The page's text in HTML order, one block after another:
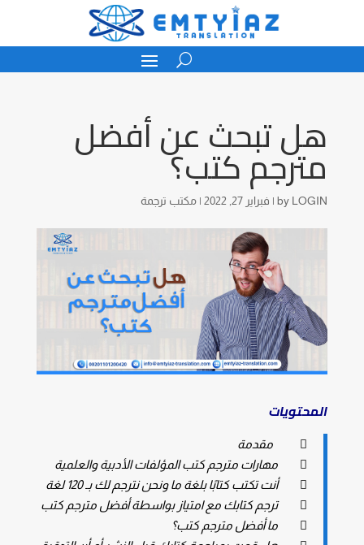
هل تبحث عن أفضل
مترجم كتب؟
by LOGIN
| فبراير 27, 2022 | مكتب ترجمة
المحتويات
 مقدمة
 مهارات مترجم كتب المؤلفات الأدبية والعلمية
 أنت تكتب كتابًا بلغة ما ونحن نترجم لك بـ 120 لغة
 ترجم كتابك مع امتياز بواسطة أفضل مترجم كتب
 ما أفضل مترجم كتب؟